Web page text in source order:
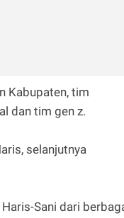
Kabupaten, tim
dan tim gen z.
selanjutnya
Sani dari